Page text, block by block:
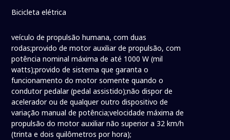
Bicicleta elétrica
veículo de propulsão humana, com duas
rodas;provido de motor auxiliar de propulsão, com
potência nominal máxima de até 1000 W (mil
watts);provido de sistema que garanta o
funcionamento do motor somente quando o
condutor pedalar (pedal assistido);não dispor de
acelerador ou de qualquer outro dispositivo de
variação manual de potência;velocidade máxima de
propulsão do motor auxiliar não superior a 32 km/h
(trinta e dois quilômetros por hora);